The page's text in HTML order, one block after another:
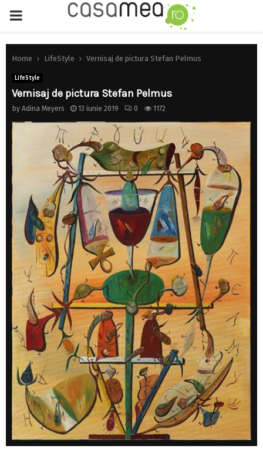
PRIMARY
MENU
Home LifeStyle Vernisaj de pictura Stefan Pelmus
LifeStyle
Vernisaj de pictura Stefan Pelmus
by Adina Meyers 13 iunie 2019 0 1172